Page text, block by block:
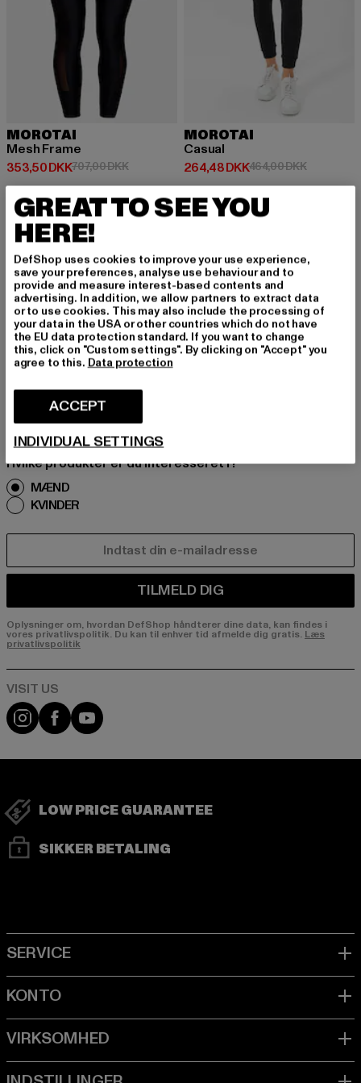
MOROTAI
Mesh Frame
353,50 DKK
Nuværende pris: 353,50 DKK
707,00 DKKKampagnepris: 707,00 DKK
MOROTAI
Casual
264,48 DKK
Nuværende pris: 264,48 DKK
464,00 DKK
TILMELD DIG FOR A
T BLIVE INSPIRERE
T!
Tilmeld dig vores nyhedsbrev her og modtag f
remtidige oplysninger om aktuelle trends, tilbu
d og kuponer fra DefShop via e-mail!
Hvilke produkter er du interesseret i?
MÆND
KVINDER
TILMELD DIG
Oplysninger om, hvordan DefShop håndterer dine data, kan findes i
vores privatlivspolitik. Du kan til enhver tid afmelde dig gratis. Læs
privatlivspolitik
Visit our Instagram page:
Visit our Facebook page:
Visit our YouTube channel:
LOW PRICE GUARANTEE
SIKKER BETALING
GREAT TO SEE YOU
HERE!
DefShop uses cookies to improve your use experience,
save your preferences, analyse use behaviour and to
provide and measure interest-based contents and
advertising. In addition, we allow partners to extract data
or to use cookies. This may also include the processing of
your data in the USA or other countries which do not have
the EU data protection standard. If you want to change
this, click on "Custom settings". By clicking on "Accept" you
agree to this. Data protection
ACCEPT
INDIVIDUAL SETTINGS